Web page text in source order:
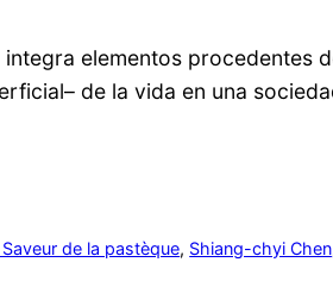
elementos procedentes
de la vida en una
Saveur de la pastèque, Shiang-chyi Chen